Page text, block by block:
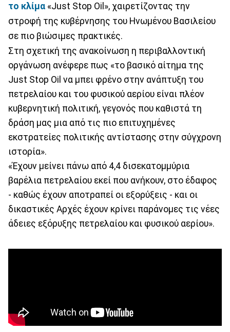
το κλίμα «Just Stop Oil», χαιρετίζοντας την
στροφή της κυβέρνησης του Ηνωμένου Βασιλείου
σε πιο βιώσιμες πρακτικές.
Στη σχετική της ανακοίνωση η περιβαλλοντική
οργάνωση ανέφερε πως «το βασικό αίτημα της
Just Stop Oil να μπει φρένο στην ανάπτυξη του
πετρελαίου και του φυσικού αερίου είναι πλέον
κυβερνητική πολιτική, γεγονός που καθιστά τη
δράση μας μια από τις πιο επιτυχημένες
εκστρατείες πολιτικής αντίστασης στην σύγχρονη
ιστορία».
«Έχουν μείνει πάνω από 4,4 δισεκατομμύρια
βαρέλια πετρελαίου εκεί που ανήκουν, στο έδαφος
- καθώς έχουν αποτραπεί οι εξορύξεις - και οι
δικαστικές Αρχές έχουν κρίνει παράνομες τις νέες
άδειες εξόρυξης πετρελαίου και φυσικού αερίου».